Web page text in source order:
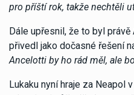
pro příští rok, takže nechtěli
Dále upřesnil, že to byl
přivedl jako dočasné řešení
Ancelotti by ho rád měl, ale
Lukaku nyní hraje za Neapol